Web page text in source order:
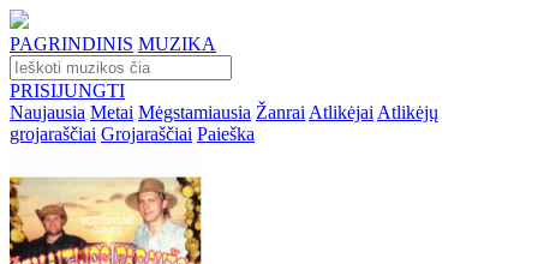
PAGRINDINIS MUZIKA
PRISIJUNGTI
Naujausia Metai Mėgstamiausia Žanrai Atlikėjai Atlikėjų
grojaraščiai Grojaraščiai Paieška